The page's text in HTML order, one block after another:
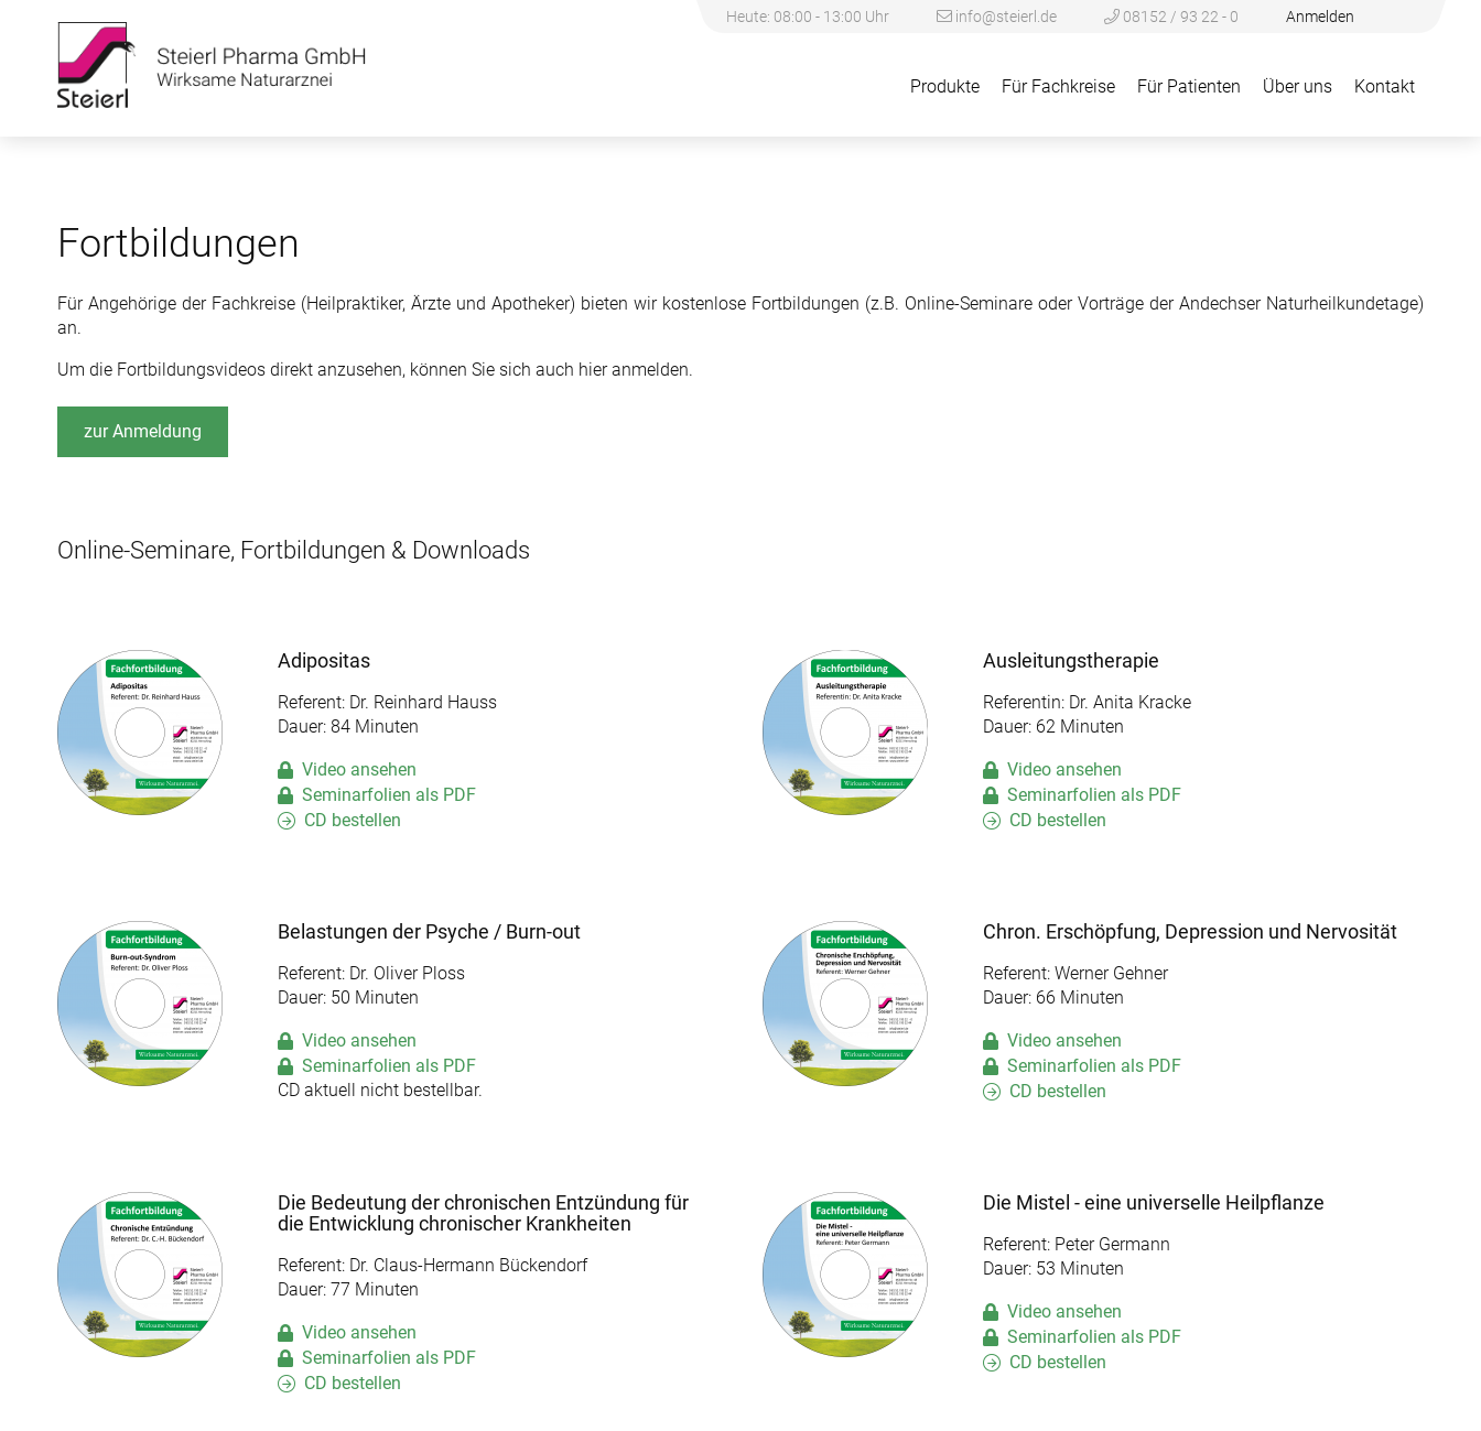
Heute: 08:00 - 13:00 Uhr info@steierl.de 08152 / 93 22 - 0 Anmelden
Produkte Für Fachkreise Für Patienten Über uns Kontakt
Fortbildungen
Für Angehörige der Fachkreise (Heilpraktiker, Ärzte und Apotheker) bieten wir kostenlose Fortbildungen (z.B. Online-Seminare oder Vorträge der Andechser Naturheilkundetage)
an.
Um die Fortbildungsvideos direkt anzusehen, können Sie sich auch hier anmelden.
zur Anmeldung
Online-Seminare, Fortbildungen & Downloads
Adipositas
Referent: Dr. Reinhard Hauss
Dauer: 84 Minuten
Video ansehen
Seminarfolien als PDF
CD bestellen
Ausleitungstherapie
Referentin: Dr. Anita Kracke
Dauer: 62 Minuten
Video ansehen
Seminarfolien als PDF
CD bestellen
Belastungen der Psyche / Burn-out
Referent: Dr. Oliver Ploss
Dauer: 50 Minuten
Video ansehen
Seminarfolien als PDF
CD aktuell nicht bestellbar.
Chron. Erschöpfung, Depression und Nervosität
Referent: Werner Gehner
Dauer: 66 Minuten
Video ansehen
Seminarfolien als PDF
CD bestellen
Die Bedeutung der chronischen Entzündung für
die Entwicklung chronischer Krankheiten
Referent: Dr. Claus-Hermann Bückendorf
Dauer: 77 Minuten
Video ansehen
Seminarfolien als PDF
CD bestellen
Die Mistel - eine universelle Heilpflanze
Referent: Peter Germann
Dauer: 53 Minuten
Video ansehen
Seminarfolien als PDF
CD bestellen